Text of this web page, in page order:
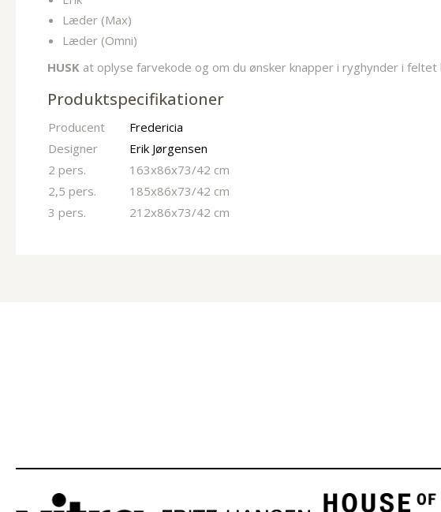
Læder (Max)
Læder (Omni)
HUSK at oplyse farvekode og om du ønsker knapper i ryghynder i
Produktspecifikationer
Producent
Fredericia
Designer
Erik Jørgensen
2 pers.
163x86x73/42 cm
2,5 pers.
185x86x73/42 cm
3 pers.
212x86x73/42 cm